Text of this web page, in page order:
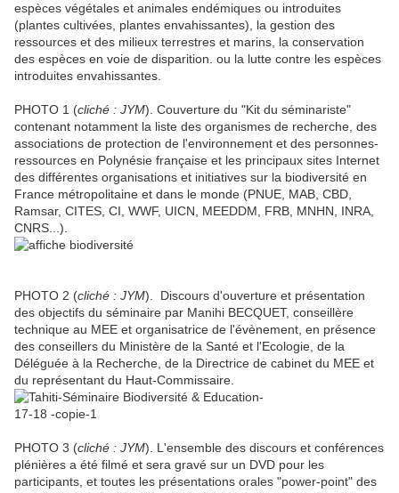
espèces végétales et animales endémiques ou introduites
(plantes cultivées, plantes envahissantes), la gestion des
ressources et des milieux terrestres et marins, la conservation
des espèces en voie de disparition. ou la lutte contre les espèces
introduites envahissantes.
PHOTO 1 (cliché : JYM). Couverture du "Kit du séminariste"
contenant notamment la liste des organismes de recherche, des
associations de protection de l'environnement et des personnes-
ressources en Polynésie française et les principaux sites Internet
des différentes organisations et initiatives sur la biodiversité en
France métropolitaine et dans le monde (PNUE, MAB, CBD,
Ramsar, CITES, CI, WWF, UICN, MEEDDM, FRB, MNHN, INRA,
CNRS...).
PHOTO 2 (cliché : JYM). Discours d'ouverture et présentation
des objectifs du séminaire par Manihi BECQUET, conseillère
technique au MEE et organisatrice de l'évènement, en présence
des conseillers du Ministère de la Santé et l'Ecologie, de la
Déléguée à la Recherche, de la Directrice de cabinet du MEE et
du représentant du Haut-Commissaire.
PHOTO 3 (cliché : JYM). L'ensemble des discours et conférences
plénières a été filmé et sera gravé sur un DVD pour les
participants, et toutes les présentations orales "power-point" des